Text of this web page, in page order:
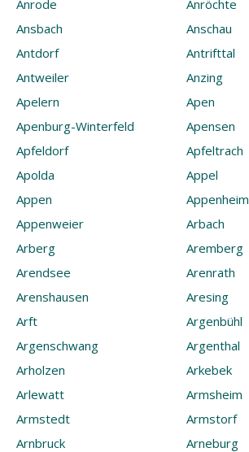
Anrode
Anröchte
Ansbach
Anschau
Antdorf
Antrifttal
Antweiler
Anzing
Apelern
Apen
Apenburg-Winterfeld
Apensen
Apfeldorf
Apfeltrach
Apolda
Appel
Appen
Appenheim
Appenweier
Arbach
Arberg
Aremberg
Arendsee
Arenrath
Arenshausen
Aresing
Arft
Argenbühl
Argenschwang
Argenthal
Arholzen
Arkebek
Arlewatt
Armsheim
Armstedt
Armstorf
Arnbruck
Arneburg